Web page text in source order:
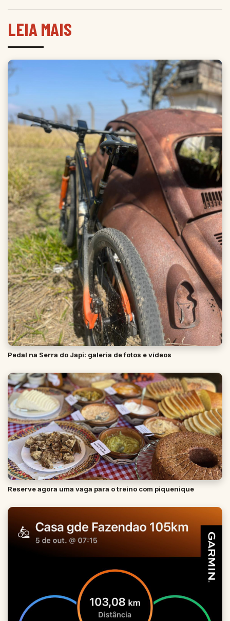
LEIA MAIS
Pedal na Serra do Japi: galeria de fotos e vídeos
Reserve agora uma vaga para o treino com piquenique